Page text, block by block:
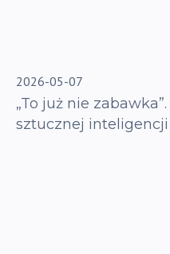
2026-05-07
„To już nie
sztucznej